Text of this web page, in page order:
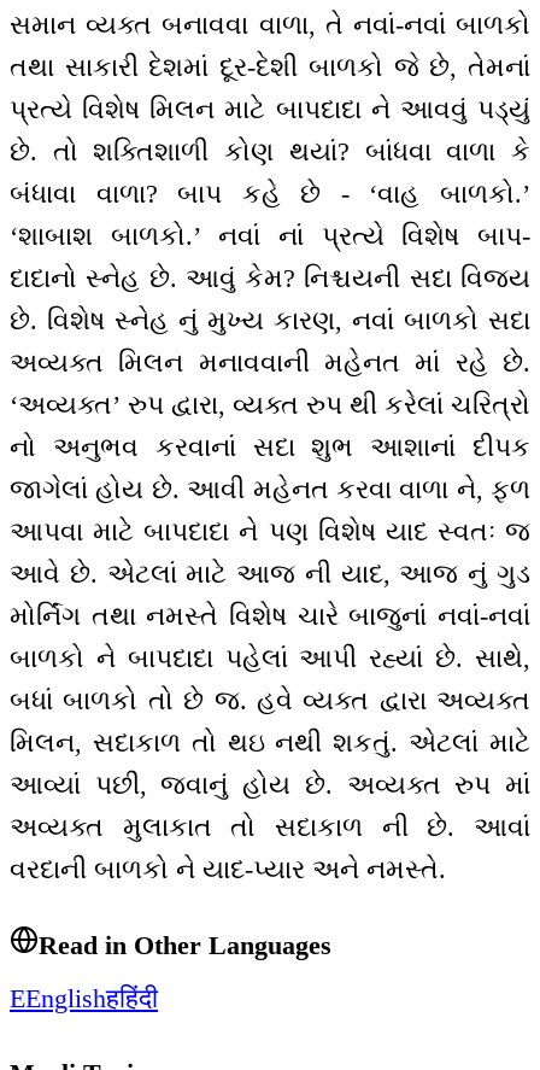
સમાન વ્યક્ત બનાવવા વાળા, તે નવાં-નવાં બાળકો
તથા સાકારી દેશમાં દૂર-દેશી બાળકો જે છે, તેમનાં
પ્રત્યે વિશેષ મિલન માટે બાપદાદા ને આવવું પડ્યું
છે. તો શક્તિશાળી કોણ થયાં? બાંધવા વાળા કે
બંધાવા વાળા? બાપ કહે છે - ‘વાહ બાળકો.’
‘શાબાશ બાળકો.’ નવાં નાં પ્રત્યે વિશેષ બાપ-
દાદાનો સ્નેહ છે. આવું કેમ? નિશ્ચયની સદા વિજય
છે. વિશેષ સ્નેહ નું મુખ્ય કારણ, નવાં બાળકો સદા
અવ્યક્ત મિલન મનાવવાની મહેનત માં રહે છે.
‘અવ્યક્ત’ રુપ દ્વારા, વ્યક્ત રુપ થી કરેલાં ચરિત્રો
નો અનુભવ કરવાનાં સદા શુભ આશાનાં દીપક
જાગેલાં હોય છે. આવી મહેનત કરવા વાળા ને, ફળ
આપવા માટે બાપદાદા ને પણ વિશેષ યાદ સ્વતઃ જ
આવે છે. એટલાં માટે આજ ની યાદ, આજ નું ગુડ
મોર્નિંગ તથા નમસ્તે વિશેષ ચારે બાજુનાં નવાં-નવાં
બાળકો ને બાપદાદા પહેલાં આપી રહ્યાં છે. સાથે,
બધાં બાળકો તો છે જ. હવે વ્યક્ત દ્વારા અવ્યક્ત
મિલન, સદાકાળ તો થઇ નથી શકતું. એટલાં માટે
આવ્યાં પછી, જવાનું હોય છે. અવ્યક્ત રુપ માં
અવ્યક્ત મુલાકાત તો સદાકાળ ની છે. આવાં
વરદાની બાળકો ને યાદ-પ્યાર અને નમસ્તે.
Read in Other Languages
EEnglishहहिंदी